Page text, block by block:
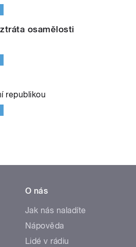
osamělosti
republikou
O nás
Jak nás naladíte
Nápověda
Lidé v rádiu